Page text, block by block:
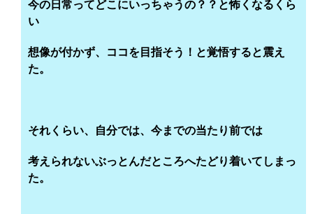
今の日常ってどこにいっちゃうの？？と怖くなるくら
い
想像が付かず、ココを目指そう！と覚悟すると震え
た。
それくらい、自分では、今までの当たり前では
考えられないぶっとんだところへたどり着いてしまっ
た。